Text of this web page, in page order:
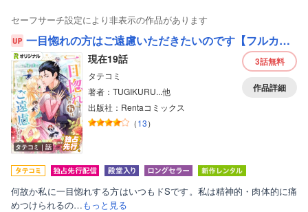
セーフサーチ設定により非表示の作品があります
一目惚れの方はご遠慮いただきたいのです【フルカラー】
タテコミ｜話
現在19話
タテコミ
著者：TUGIKURU...他
出版社：Rentaコミックス
（13）
3話無料
作品詳細
何故か私に一目惚れする方はいつもドSです。私は精神的・肉体的に痛
めつけられるの…もっと見る